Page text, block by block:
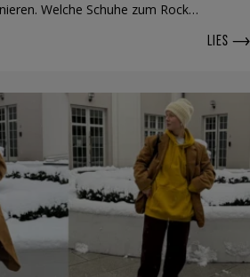
Welche Schuhe zum Rock…
LIES